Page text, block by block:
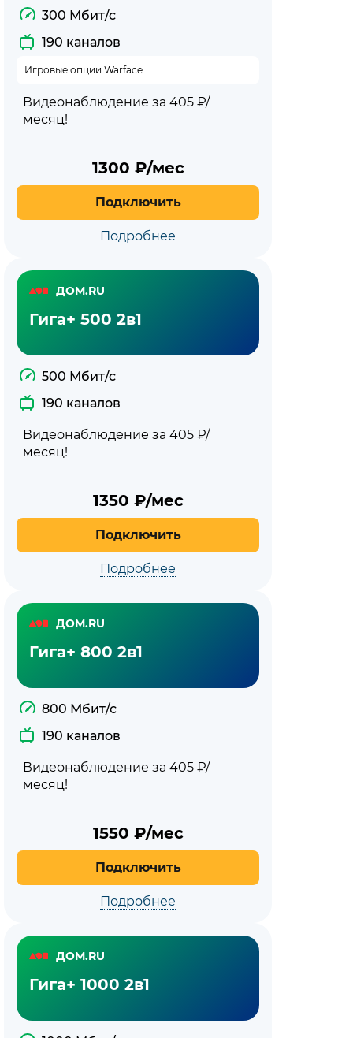
300 Мбит/с
190 каналов
Игровые опции Warface
Видеонаблюдение за 405 ₽/
месяц!
1300 ₽/мес
Подключить
Подробнее
ДОМ.RU
Гига+ 500 2в1
500 Мбит/с
190 каналов
Видеонаблюдение за 405 ₽/
месяц!
1350 ₽/мес
Подключить
Подробнее
ДОМ.RU
Гига+ 800 2в1
800 Мбит/с
190 каналов
Видеонаблюдение за 405 ₽/
месяц!
1550 ₽/мес
Подключить
Подробнее
ДОМ.RU
Гига+ 1000 2в1